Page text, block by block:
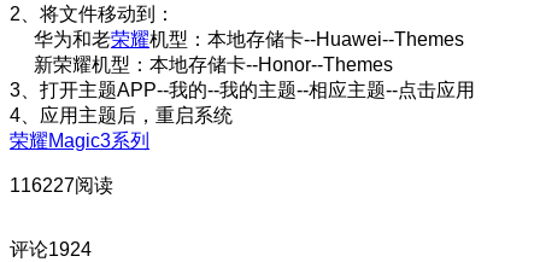
2、将文件移动到：
华为和老荣耀机型：本地存储卡--Huawei--Themes
新荣耀机型：本地存储卡--Honor--Themes
3、打开主题APP--我的--我的主题--相应主题--点击应用
4、应用主题后，重启系统
荣耀Magic3系列
116227阅读
评论1924